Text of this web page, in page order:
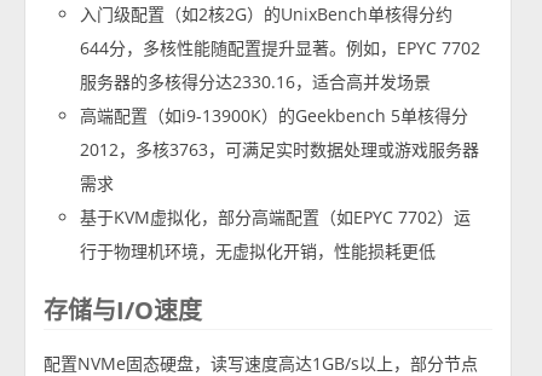
入门级配置（如2核2G）的UnixBench单核得分约
644分，多核性能随配置提升显著。例如，EPYC 7702
服务器的多核得分达2330.16，适合高并发场景
高端配置（如i9-13900K）的Geekbench 5单核得分
2012，多核3763，可满足实时数据处理或游戏服务器
需求
基于KVM虚拟化，部分高端配置（如EPYC 7702）运
行于物理机环境，无虚拟化开销，性能损耗更低
存储与I/O速度
配置NVMe固态硬盘，读写速度高达1GB/s以上，部分节点